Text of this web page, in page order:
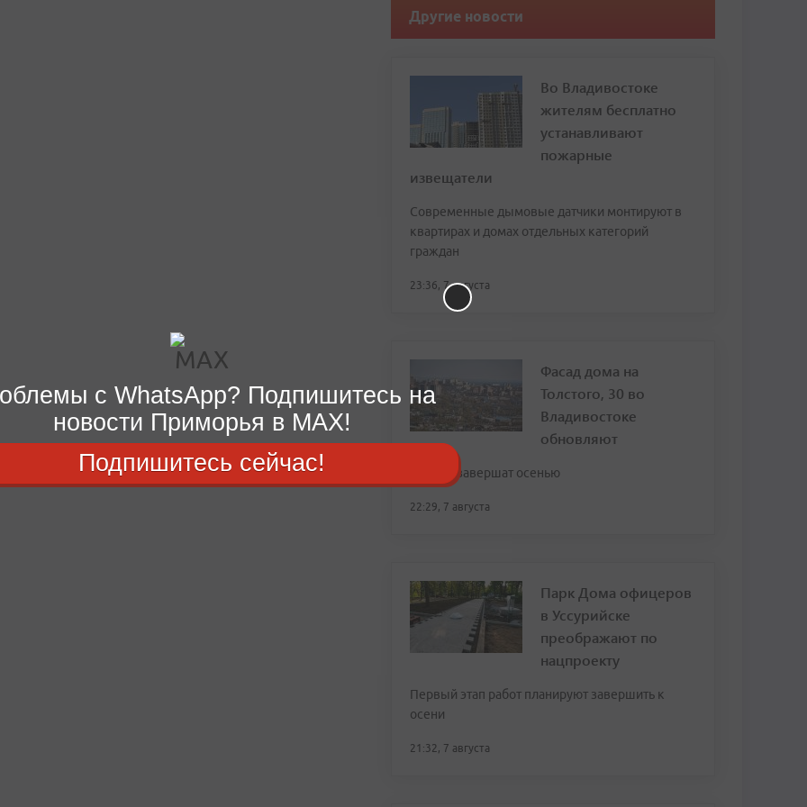
Другие новости
Во Владивостоке
жителям бесплатно
устанавливают
пожарные
извещатели
Современные дымовые датчики монтируют в
квартирах и домах отдельных категорий
граждан
23:36, 7 августа
Фасад дома на
Толстого, 30 во
Владивостоке
обновляют
Работы завершат осенью
22:29, 7 августа
Парк Дома офицеров
в Уссурийске
преображают по
нацпроекту
Первый этап работ планируют завершить к
осени
21:32, 7 августа
с WhatsApp? Подпишитесь на
новости Приморья в MAX!
Подпишитесь сейчас!